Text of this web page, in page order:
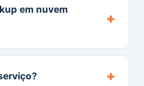
em nuvem
+
+